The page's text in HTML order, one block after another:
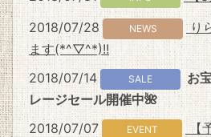
2018/07/28
NEWS
り
ます(*^▽^*)!!
2018/07/14
SALE
お
レージセール開催中🌺
2018/07/07
EVENT
【